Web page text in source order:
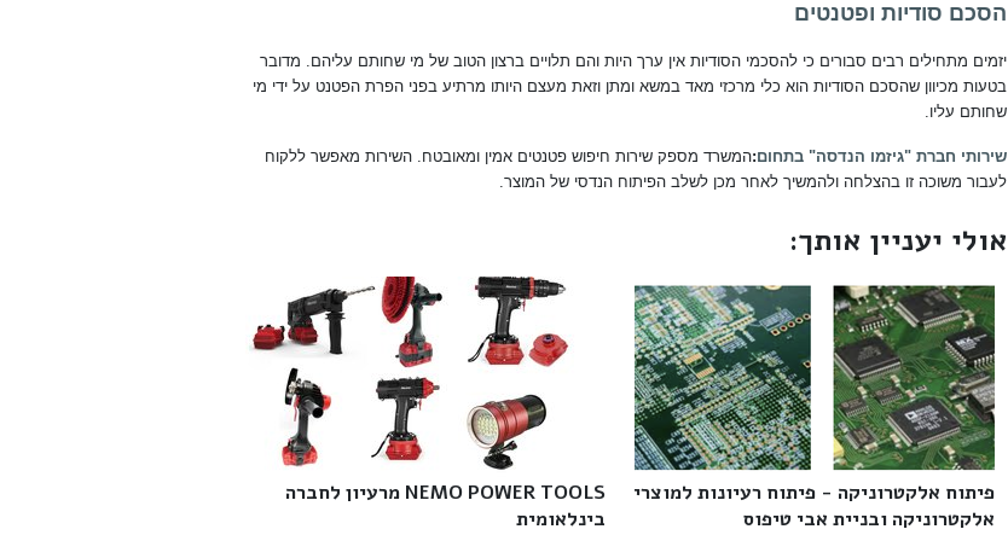
הסכם סודיות ופטנטים
יזמים מתחילים רבים סבורים כי להסכמי הסודיות אין ערך היות והם תלויים ברצון הטוב של מי שחותם עליהם. מדובר
בטעות מכיוון שהסכם הסודיות הוא כלי מרכזי מאד במשא ומתן וזאת מעצם היותו מרתיע בפני הפרת הפטנט על ידי מי
שחותם עליו.
שירותי חברת "גיזמו הנדסה" בתחום:המשרד מספק שירות חיפוש פטנטים אמין ומאובטח. השירות מאפשר ללקוח
לעבור משוכה זו בהצלחה ולהמשיך לאחר מכן לשלב הפיתוח הנדסי של המוצר.
אולי יעניין אותך:
פיתוח אלקטרוניקה - פיתוח רעיונות למוצרי
אלקטרוניקה ובניית אבי טיפוס‎
NEMO POWER TOOLS מרעיון לחברה
בינלאומית‎